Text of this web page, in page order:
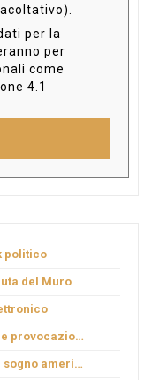
per la
per
come
4.1
politico
del Muro
provocazione
americano